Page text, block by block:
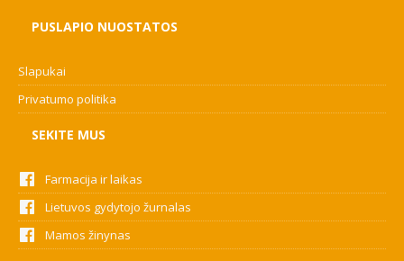
PUSLAPIO NUOSTATOS
Slapukai
Privatumo politika
SEKITE MUS
Farmacija ir laikas
Lietuvos gydytojo žurnalas
Mamos žinynas